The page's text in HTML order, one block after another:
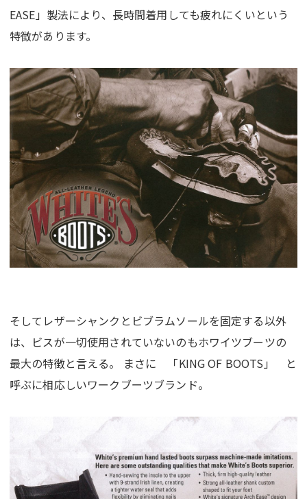
EASE」製法により、長時間着用しても疲れにくいという
特徴があります。
そしてレザーシャンクとビブラムソールを固定する以外
は、ビスが一切使用されていないのもホワイツブーツの
最大の特徴と言える。 まさに 「KING OF BOOTS」 と
呼ぶに相応しいワークブーツブランド。